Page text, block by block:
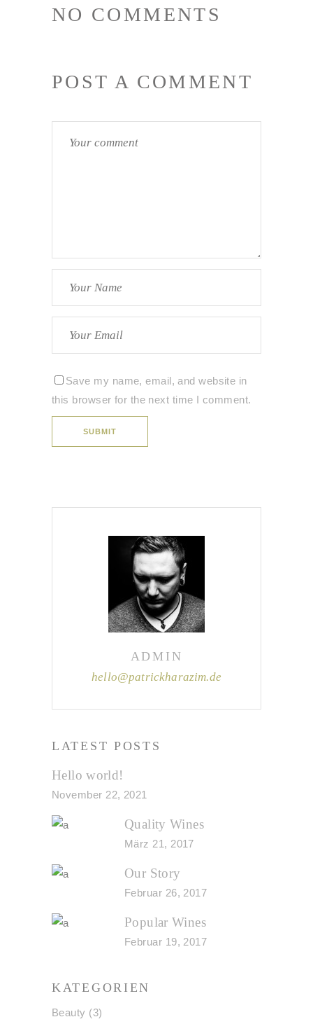
NO COMMENTS
POST A COMMENT
Save my name, email, and website in
this browser for the next time I comment.
ADMIN
hello@patrickharazim.de
LATEST POSTS
Hello world!
November 22, 2021
Quality Wines
März 21, 2017
Our Story
Februar 26, 2017
Popular Wines
Februar 19, 2017
KATEGORIEN
Beauty (3)